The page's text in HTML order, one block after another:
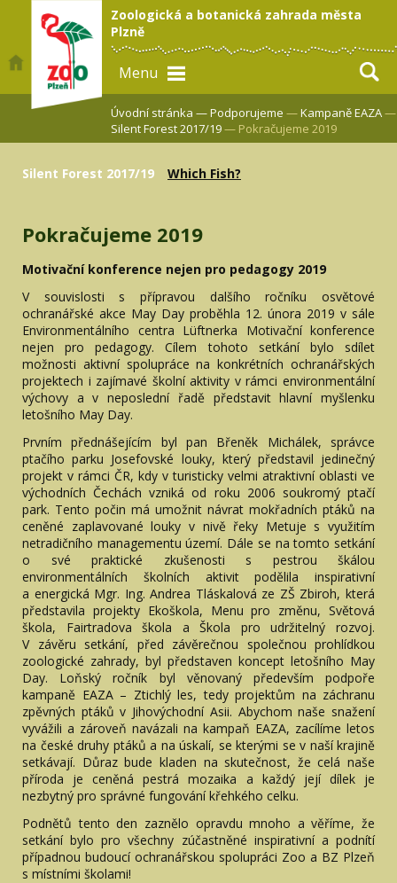
Zoologická a botanická zahrada města
Plzně
Menu
Úvodní stránka —Podporujeme —Kampaně EAZA—
Silent Forest 2017/19— Pokračujeme 2019
Silent Forest 2017/19 Which Fish?
Pokračujeme 2019
Motivační konference nejen pro pedagogy 2019
V souvislosti s přípravou dalšího ročníku osvětové
ochranářské akce May Day proběhla 12. února 2019 v sále
Environmentálního centra Lüftnerka Motivační konference
nejen pro pedagogy. Cílem tohoto setkání bylo sdílet
možnosti aktivní spolupráce na konkrétních ochranářských
projektech i zajímavé školní aktivity v rámci environmentální
výchovy a v neposlední řadě představit hlavní myšlenku
letošního May Day.
Prvním přednášejícím byl pan Břeněk Michálek, správce
ptačího parku Josefovské louky, který představil jedinečný
projekt v rámci ČR, kdy v turisticky velmi atraktivní oblasti ve
východních Čechách vzniká od roku 2006 soukromý ptačí
park. Tento počin má umožnit návrat mokřadních ptáků na
ceněné zaplavované louky v nivě řeky Metuje s využitím
netradičního managementu území. Dále se na tomto setkání
o své praktické zkušenosti s pestrou škálou
environmentálních školních aktivit podělila inspirativní
a energická Mgr. Ing. Andrea Tláskalová ze ZŠ Zbiroh, která
představila projekty Ekoškola, Menu pro změnu, Světová
škola, Fairtradova škola a Škola pro udržitelný rozvoj.
V závěru setkání, před závěrečnou společnou prohlídkou
zoologické zahrady, byl představen koncept letošního May
Day. Loňský ročník byl věnovaný především podpoře
kampaně EAZA – Ztichlý les, tedy projektům na záchranu
zpěvných ptáků v Jihovýchodní Asii. Abychom naše snažení
vyvážili a zároveň navázali na kampaň EAZA, zacílíme letos
na české druhy ptáků a na úskalí, se kterými se v naší krajině
setkávají. Důraz bude kladen na skutečnost, že celá naše
příroda je ceněná pestrá mozaika a každý její dílek je
nezbytný pro správné fungování křehkého celku.
Podnětů tento den zaznělo opravdu mnoho a věříme, že
setkání bylo pro všechny zúčastněné inspirativní a podnítí
případnou budoucí ochranářskou spolupráci Zoo a BZ Plzeň
s místními školami!